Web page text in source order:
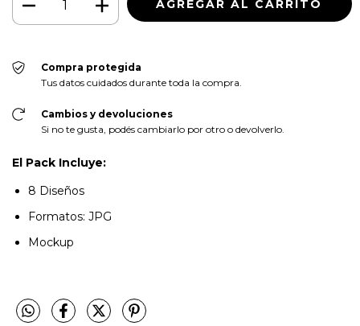
Compra protegida
Tus datos cuidados durante toda la compra.
Cambios y devoluciones
Si no te gusta, podés cambiarlo por otro o devolverlo.
El Pack Incluye:
8 Diseños
Formatos: JPG
Mockup